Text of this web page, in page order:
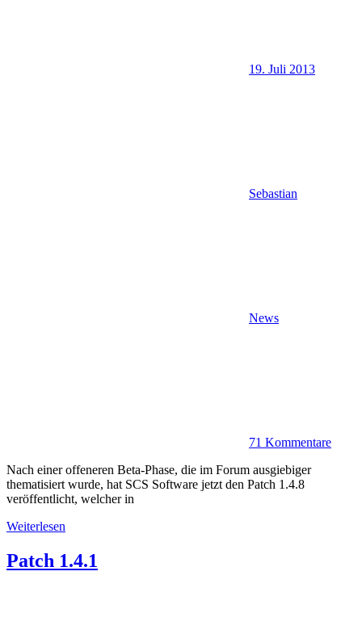
19. Juli 2013
Sebastian
News
71 Kommentare
Nach einer offeneren Beta-Phase, die im Forum ausgiebiger
thematisiert wurde, hat SCS Software jetzt den Patch 1.4.8
veröffentlicht, welcher in
Weiterlesen
Patch 1.4.1